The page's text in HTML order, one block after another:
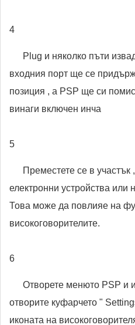
4
Plug и няколко пъти
входния порт ще се
позиция , а PSP ще си
винаги включен инча
5
Преместете се в
електронни устройства или
Това може да повлияе на
високоговорителите.
6
Отворете менюто PSP и
отворите куфарчето "
иконата на